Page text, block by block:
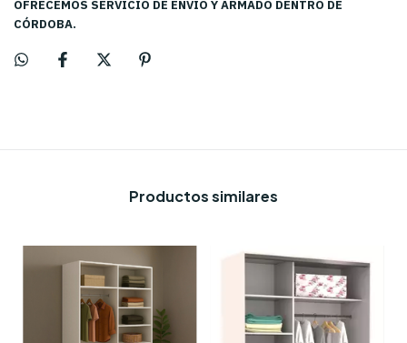
OFRECEMOS SERVICIO DE ENVIO Y ARMADO DENTRO DE
CÓRDOBA.
Productos similares